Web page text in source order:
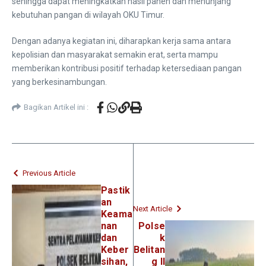
kebutuhan pangan di wilayah OKU Timur.
Dengan adanya kegiatan ini, diharapkan kerja sama antara
kepolisian dan masyarakat semakin erat, serta mampu
memberikan kontribusi positif terhadap ketersediaan pangan
yang berkesinambungan.
Bagikan Artikel ini :
Previous Article
Pastik
an
Keama
nan
dan
Keber
sihan,
Next Article
Polse
k
Belitan
g II